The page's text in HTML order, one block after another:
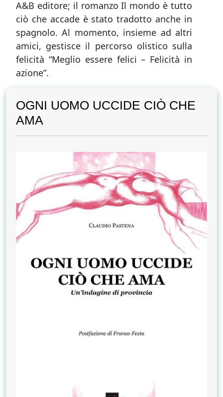
A&B editore; il romanzo Il mondo è tutto
ciò che accade è stato tradotto anche in
spagnolo. Al momento, insieme ad altri
amici, gestisce il percorso olistico sulla
felicità “Meglio essere felici – Felicità in
azione”.
OGNI UOMO UCCIDE CIÒ CHE
AMA